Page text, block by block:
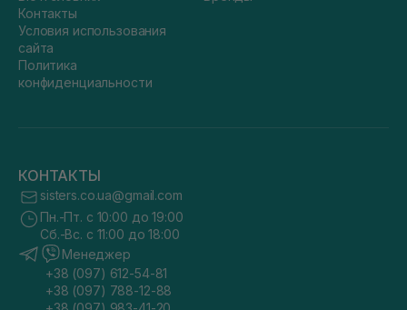
Контакты
Условия использования
сайта
Политика
конфиденциальности
КОНТАКТЫ
sisters.co.ua@gmail.com
Пн.-Пт. с 10:00 до 19:00
Сб.-Вс. с 11:00 до 18:00
Менеджер
+38 (097) 612-54-81
+38 (097) 788-12-88